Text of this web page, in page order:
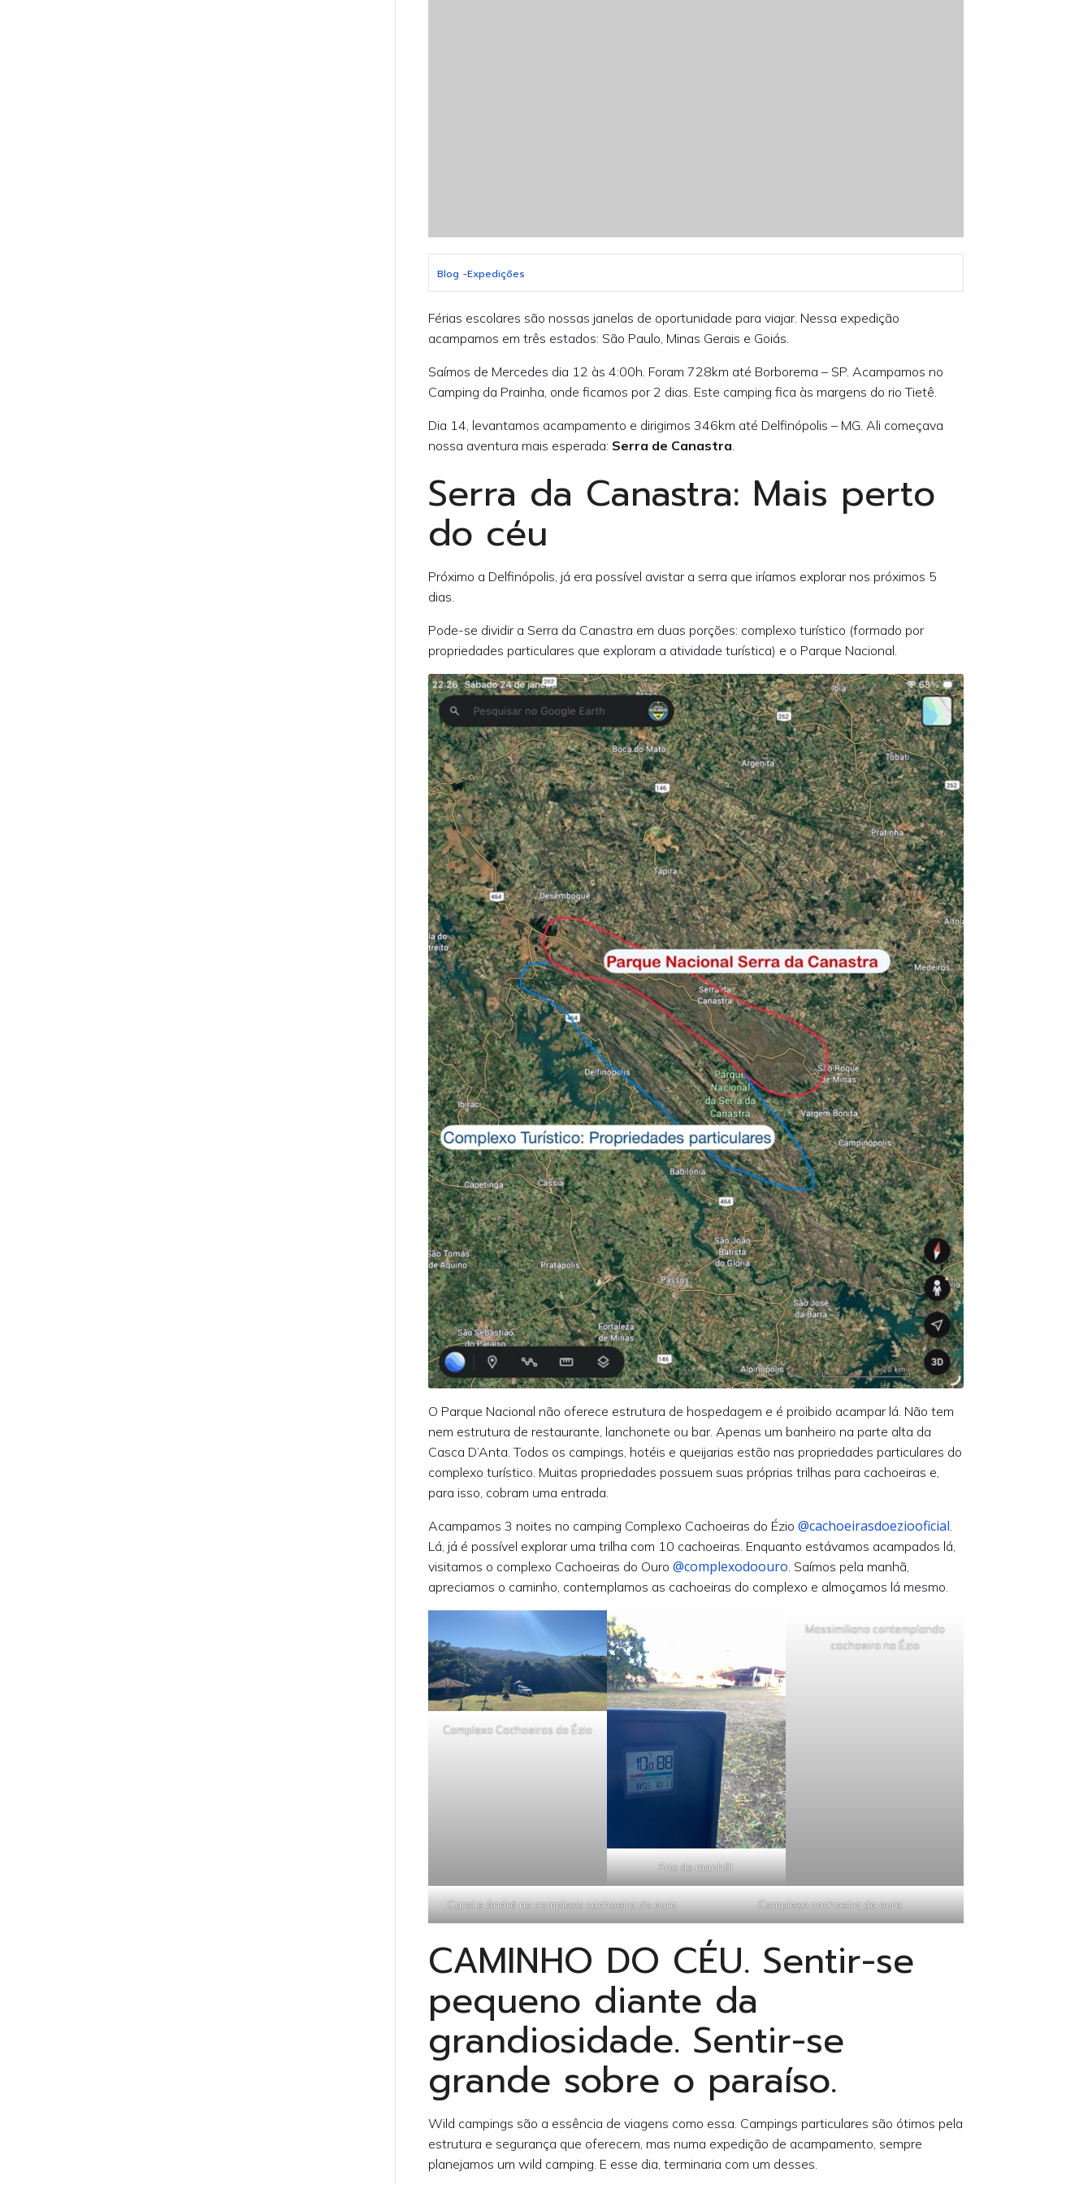
Blog -Expedições
Férias escolares são nossas janelas de oportunidade para viajar. Nessa expedição
acampamos em três estados: São Paulo, Minas Gerais e Goiás.
Saímos de Mercedes dia 12 às 4:00h. Foram 728km até Borborema – SP. Acampamos no
Camping da Prainha, onde ficamos por 2 dias. Este camping fica às margens do rio Tietê.
Dia 14, levantamos acampamento e dirigimos 346km até Delfinópolis – MG. Ali começava
nossa aventura mais esperada: Serra de Canastra.
Serra da Canastra: Mais perto
do céu
Próximo a Delfinópolis, já era possível avistar a serra que iríamos explorar nos próximos 5
dias.
Pode-se dividir a Serra da Canastra em duas porções: complexo turístico (formado por
propriedades particulares que exploram a atividade turística) e o Parque Nacional.
O Parque Nacional não oferece estrutura de hospedagem e é proibido acampar lá. Não tem
nem estrutura de restaurante, lanchonete ou bar. Apenas um banheiro na parte alta da
Casca D’Anta. Todos os campings, hotéis e queijarias estão nas propriedades particulares do
complexo turístico. Muitas propriedades possuem suas próprias trilhas para cachoeiras e,
para isso, cobram uma entrada.
Acampamos 3 noites no camping Complexo Cachoeiras do Ézio@cachoeirasdoeziooficial
Lá, já é possível explorar uma trilha com 10 cachoeiras. Enquanto estávamos acampados lá,
visitamos o complexo Cachoeiras do Ouro@complexodoouro . Saímos pela manhã,
apreciamos o caminho, contemplamos as cachoeiras do complexo e almoçamos lá mesmo.
Complexo Cachoeiras do Ézio
Frio de manhã!
Massimiliano contemplando
cachoeira no Ézio
Carol e André no complexo cachoeira do ouro Complexo cachoeira do ouro
CAMINHO DO CÉU. Sentir-se
pequeno diante da
grandiosidade. Sentir-se
grande sobre o paraíso.
Wild campings são a essência de viagens como essa. Campings particulares são ótimos pela
estrutura e segurança que oferecem, mas numa expedição de acampamento, sempre
planejamos um wild camping. E esse dia, terminaria com um desses.